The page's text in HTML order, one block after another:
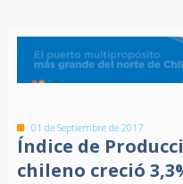
01 de Septiembre de 2017
Índice de
chileno creció